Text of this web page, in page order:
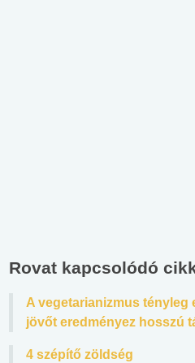
Rovat kapcsolódó
A vegetarianizmus tényleg
jövőt eredményez hosszú
4 szépítő zöldség